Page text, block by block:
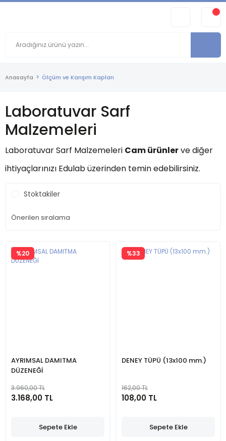
Anasayfa Ölçüm ve Karışım Kapları
Laboratuvar Sarf
Malzemeleri
Laboratuvar Sarf Malzemeleri Cam ürünlerve diğer
ihtiyaçlarınızı Edulab üzerinden temin edebilirsiniz.
Stoktakiler
AYRIMSAL DAMITMA
DÜZENEĞİ
%20
3.960,00 TL
3.168,00 TL
Sepete Ekle
DENEY TÜPÜ (13x100 mm.)
%33
162,00 TL
108,00 TL
Sepete Ekle